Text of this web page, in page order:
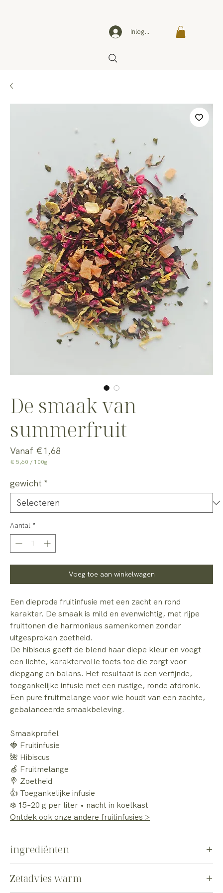
Inloggen
De smaak van
summerfruit
Vanaf €1,68
€ 5,60 / 100g
100
Gram
gewicht *
Aantal *
Voeg toe aan winkelwagen
Een dieprode fruitinfusie met een zacht en rond
karakter. De smaak is mild en evenwichtig, met rijpe
fruittonen die harmonieus samenkomen zonder
uitgesproken zoetheid.
De hibiscus geeft de blend haar diepe kleur en voegt
een lichte, karaktervolle toets toe die zorgt voor
diepgang en balans. Het resultaat is een verfijnde,
toegankelijke infusie met een rustige, ronde afdronk.
Een pure fruitmelange voor wie houdt van een zachte,
gebalanceerde smaakbeleving.
Smaakprofiel
🍓 Fruitinfusie
🌺 Hibiscus
🍏 Fruitmelange
🍭 Zoetheid
👍 Toegankelijke infusie
❄️ 15–20 g per liter • nacht in koelkast
Ontdek ook onze andere fruitinfusies >
ingrediënten
braambesblaadjes, sinaasappelschillen, frambozenstukjes,
Zetadvies warm